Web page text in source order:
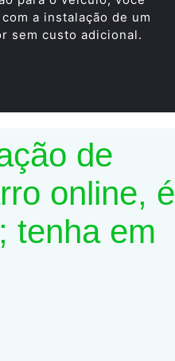
a instalação de um
sem custo adicional.
de
online, é
tenha em